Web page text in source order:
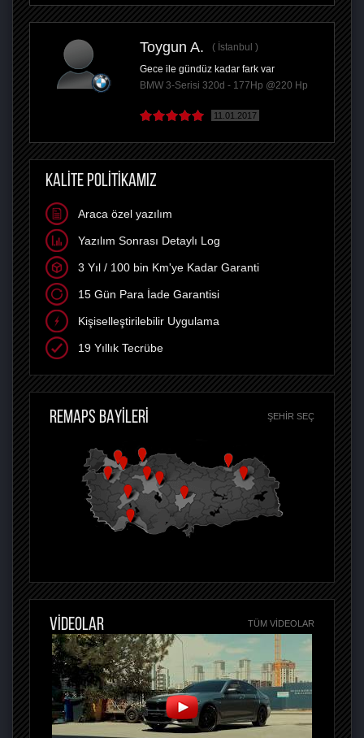
Toygun A.
İstanbul
Gece ile gündüz kadar fark var
BMW 3-Serisi 320d - 177Hp @220 Hp
11.01.2017
KALİTE POLİTİKAMIZ
Araca özel yazılım
Yazılım Sonrası Detaylı Log
3 Yıl / 100 bin Km'ye Kadar Garanti
15 Gün Para İade Garantisi
Kişiselleştirilebilir Uygulama
19 Yıllık Tecrübe
REMAPS BAYİLERİ ŞEHIR SEÇ
VİDEOLAR TÜM VIDEOLAR